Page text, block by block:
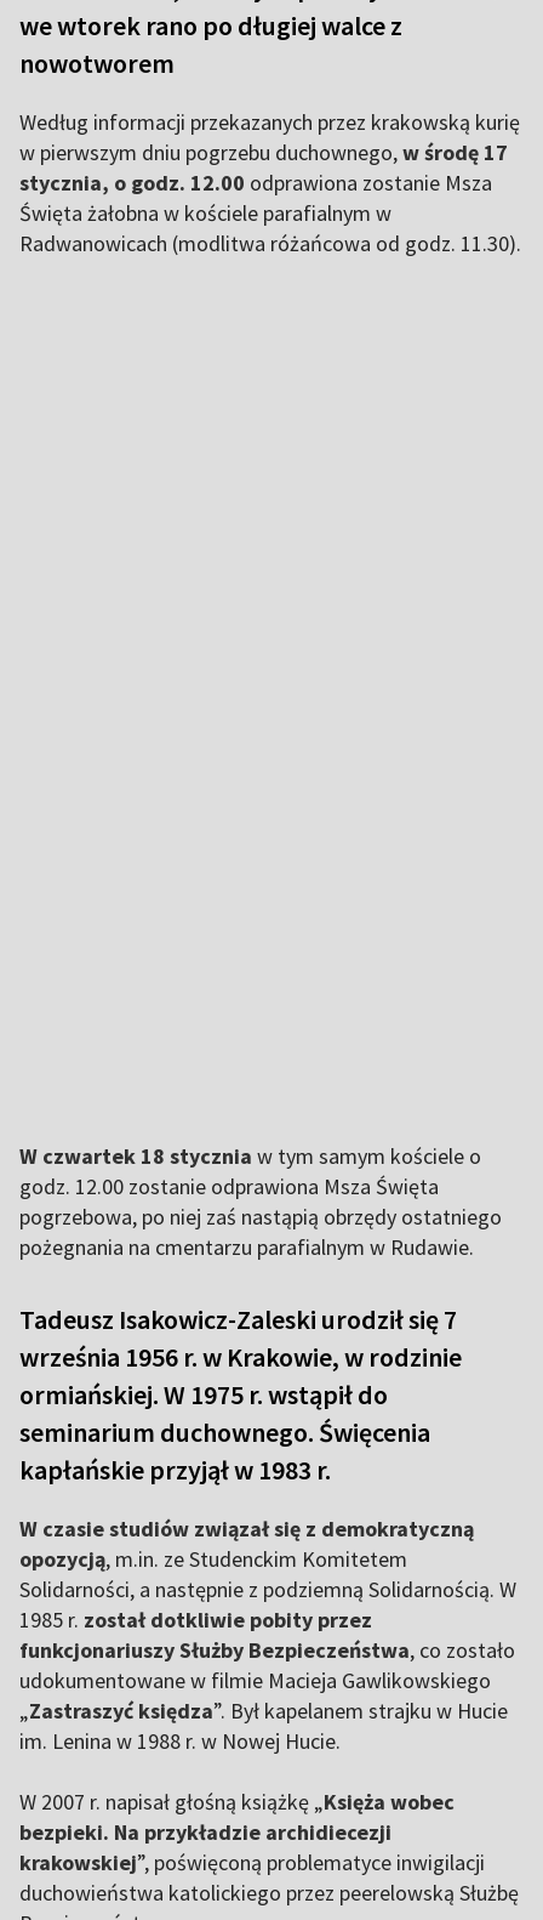
we wtorek rano po długiej walce z
nowotworem
Według informacji przekazanych przez krakowską kurię
w pierwszym dniu pogrzebu duchownego,w środę 17
stycznia, o godz. 12.00 odprawiona zostanie Msza
Święta żałobna w kościele parafialnym w
Radwanowicach (modlitwa różańcowa od godz. 11.30).
W czwartek 18 stycznia w tym samym kościele o
godz. 12.00 zostanie odprawiona Msza Święta
pogrzebowa, po niej zaś nastąpią obrzędy ostatniego
pożegnania na cmentarzu parafialnym w Rudawie.
Tadeusz Isakowicz-Zaleski urodził się 7
września 1956 r. w Krakowie, w rodzinie
ormiańskiej. W 1975 r. wstąpił do
seminarium duchownego. Święcenia
kapłańskie przyjął w 1983 r.
W czasie studiów związał się z demokratyczną
opozycją, m.in. ze Studenckim Komitetem
Solidarności, a następnie z podziemną Solidarnością. W
1985 r. został dotkliwie pobity przez
funkcjonariuszy Służby Bezpieczeństwa, co zostało
udokumentowane w filmie Macieja Gawlikowskiego
„Zastraszyć księdza”. Był kapelanem strajku w Hucie
im. Lenina w 1988 r. w Nowej Hucie.
W 2007 r. napisał głośną książkę „Księża wobec
bezpieki. Na przykładzie archidiecezji
krakowskiej”, poświęconą problematyce inwigilacji
duchowieństwa katolickiego przez peerelowską Służbę